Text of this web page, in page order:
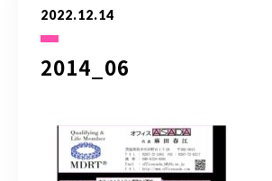
2022.12.14
2014_06
アクセス